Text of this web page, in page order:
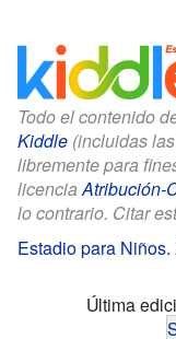
Todo el contenido
Kiddle (incluidas
libremente para
licenciaAtribución-
lo contrario. Citar
Estadio para Niños.
Última